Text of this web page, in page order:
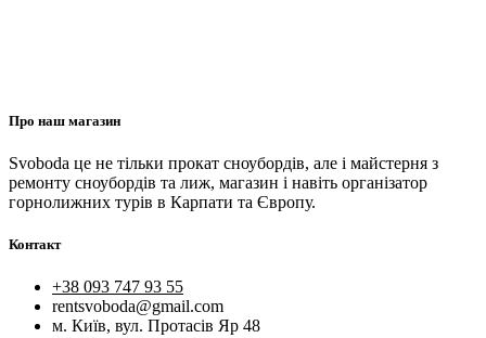
Про наш магазин
Svoboda це не тільки прокат сноубордів, але і майстерня з
ремонту сноубордів та лиж, магазин і навіть організатор
горнолижних турів в Карпати та Європу.
Контакт
+38 093 747 93 55
rentsvoboda@gmail.com
м. Київ, вул. Протасів Яр 48